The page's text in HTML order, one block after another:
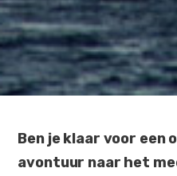
Ben je klaar voor
avontuur naar het